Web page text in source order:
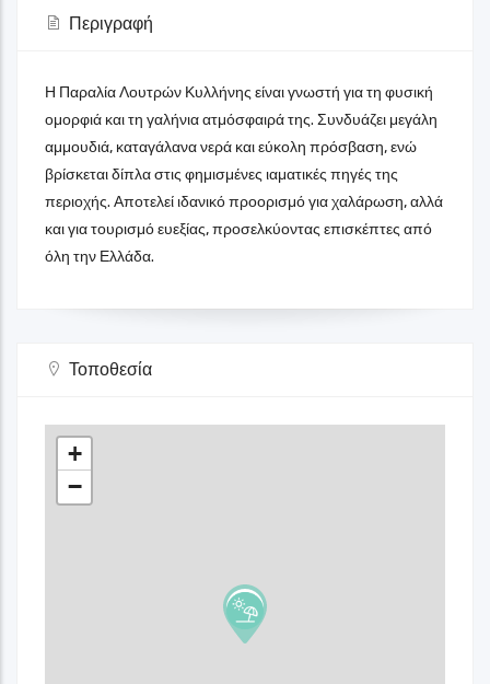
Περιγραφή
Η Παραλία Λουτρών Κυλλήνης είναι γνωστή για τη φυσική
ομορφιά και τη γαλήνια ατμόσφαιρά της. Συνδυάζει μεγάλη
αμμουδιά, καταγάλανα νερά και εύκολη πρόσβαση, ενώ
βρίσκεται δίπλα στις φημισμένες ιαματικές πηγές της
περιοχής. Αποτελεί ιδανικό προορισμό για χαλάρωση, αλλά
και για τουρισμό ευεξίας, προσελκύοντας επισκέπτες από
όλη την Ελλάδα.
Τοποθεσία
+
−